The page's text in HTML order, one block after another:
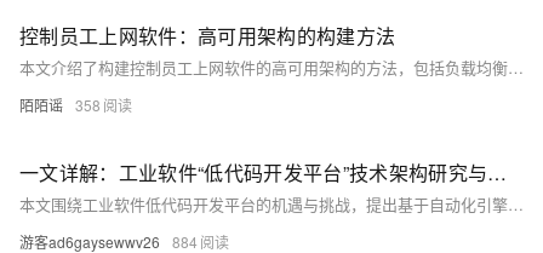
控制员工上网软件：高可用架构的构建方法
本文介绍了构建控制员工上网软件的高可用架构的方法，包括负载均衡、数据备份与恢复、故障检测与自动切换等关键机制，以确保企业网络管理系统的稳定运行。通过具体代码示例，展示了如何实现这些机制。
陌陌谣 358
一文详解：工业软件“低代码开发平台”技术架构研究与分析
本文围绕工业软件低代码开发平台的机遇与挑战，提出基于自动化引擎的技术架构，由工具链、引擎库、模型库、组件库、工业数据网关和应用门户组成。文章分析了其在快速开发、传统系统升级中的应用模式及价值，如缩短创新周期、降低试错成本、解决资源缺乏和提升创新可复制性，为我国工业软件产业发展提供参考和支持。
游客ad6gaysewwv26 884